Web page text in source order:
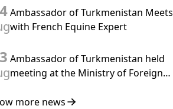
Ambassador of Turkmenistan Meets
with French Equine Expert
Ambassador of Turkmenistan held
meeting at the Ministry of Foreign
more news